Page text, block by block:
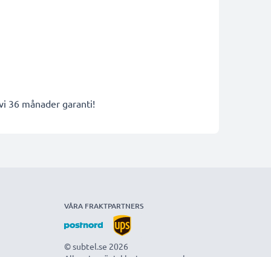
36 månader garanti!
VÅRA FRAKTPARTNERS
© subtel.se 2026